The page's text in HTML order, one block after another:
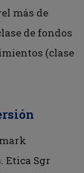
más de
de fondos
(clase
Etica Sgr